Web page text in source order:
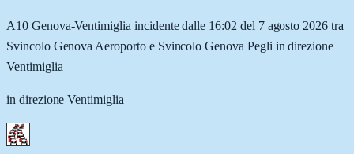
A10 Genova-Ventimiglia incidente dalle 16:02 del 7 agosto 2026 tra
Svincolo Genova Aeroporto e Svincolo Genova Pegli in direzione
Ventimiglia
in direzione Ventimiglia